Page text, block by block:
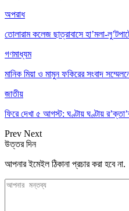
অপরাধ
তোলারাম কলেজ ছাত্রাবাসে হা’মলা-
গণমাধ্যম
মানিক মিয়া ও মামুন ফকিরের সংবাদ
জাতীয়
ফিরে দেখা ৫ আগস্ট: ঘণ্টায় ঘণ্টায়
Prev Next
উত্তর দিন
আপনার ইমেইল ঠিকানা প্রচার করা হবে না.